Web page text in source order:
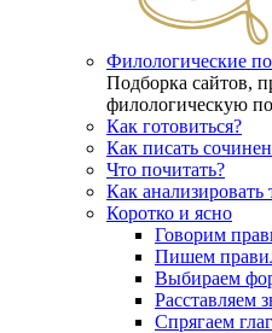
Филологические
Подборка сайтов,
филологическую
Как готовиться?
Как писать
Что почитать?
Как анализировать
Коротко и ясно
Говорим
Пишем
Выбираем
Расставляем
Спрягаем